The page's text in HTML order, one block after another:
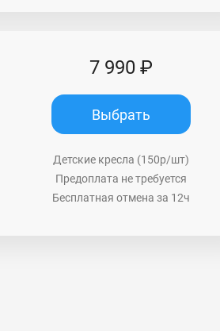
7 990 ₽
Выбрать
Детские кресла (150р/шт)
Предоплата не требуется
Бесплатная отмена за 12ч